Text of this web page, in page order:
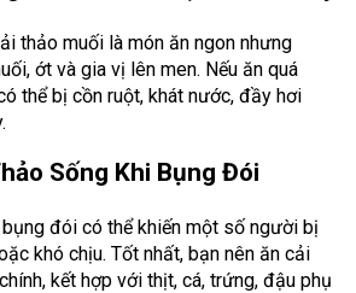
thảo muối là món ăn ngon nhưng
ớt và gia vị lên men. Nếu ăn quá
thể bị cồn ruột, khát nước, đầy hơi
Sống Khi Bụng Đói
đói có thể khiến một số người bị
khó chịu. Tốt nhất, bạn nên ăn cải
kết hợp với thịt, cá, trứng, đậu phụ